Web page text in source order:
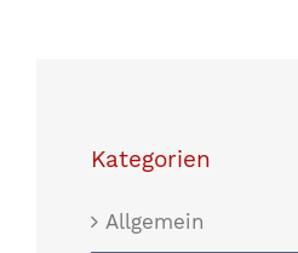
Kategorien
Allgemein